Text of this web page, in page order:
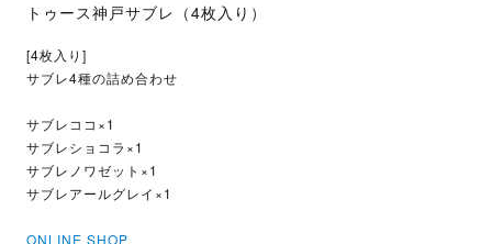
トゥース神戸サブレ（4枚入り）
[4枚入り]
サブレ4種の詰め合わせ
サブレココ×1
サブレショコラ×1
サブレノワゼット×1
サブレアールグレイ×1
ONLINE SHOP